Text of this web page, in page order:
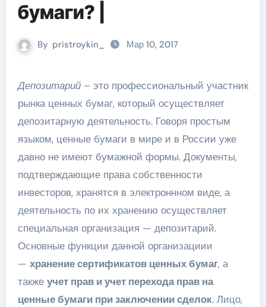
бумаги? |
By pristroykin_ Мар 10, 2017
Депозитарий– это профессиональный участник
рынка ценных бумаг, который осуществляет
депозитарную деятельность. Говоря простым
языком, ценные бумаги в мире и в России уже
давно не имеют бумажной формы. Документы,
подтверждающие права собственности
инвесторов, хранятся в электроннном виде, а
деятельность по их хранению осуществляет
специальная организация — депозитарий.
Основные функции данной организациии
— хранение сертификатов ценных бумаг, а
также учет прав и учет перехода прав на
ценные бумаги при заключении сделок. Лицо,